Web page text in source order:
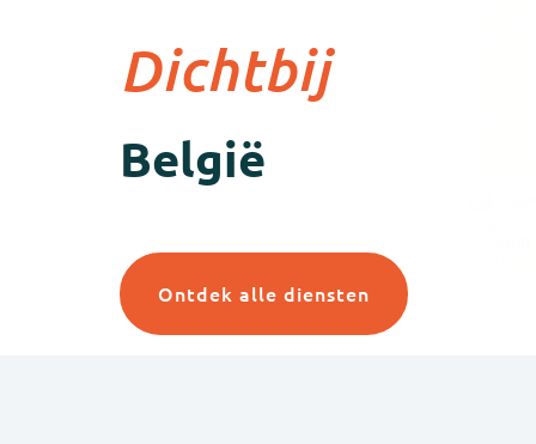
Dichtbij
Limburg
Ontdek alle diensten